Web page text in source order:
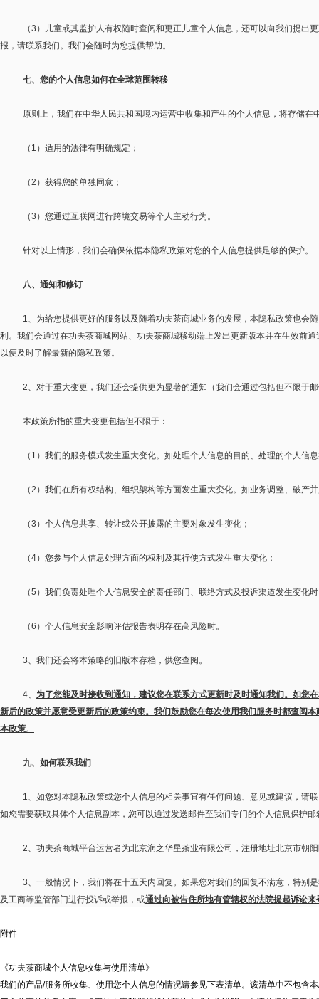
（3 ）儿童或其监护人有权随时查阅和更正儿童个人信息，还可以向我们提出
报，请联系我们。我们会随时为您提供帮助。
七、您的个人信息如何在全球范围转移
原则上，我们在中华人民共和国境内运营中收集和产生的个人信息，将存储在
（ 1 ）适用的法律有明确规定；
（2 ）获得您的单独同意；
（3 ）您通过互联网进行跨境交易等个人主动行为。
针对以上情形，我们会确保依据本隐私政策对您的个人信息提供足够的保护。
八、通知和修订
1、为给您提供更好的服务以及随着功夫茶商城业务的发展，本隐私政策也会
利。我们会通过在功夫茶商城网站、功夫茶商城移动端上发出更新版本并在生效前
以便及时了解最新的隐私政策。
2、对于重大变更，我们还会提供更为显著的通知（我们会通过包括但不限于
本政策所指的重大变更包括但不限于：
（ 1 ）我们的服务模式发生重大变化。如处理个人信息的目的、处理的个人信
（2 ）我们在所有权结构、组织架构等方面发生重大变化。如业务调整、破产
（3 ）个人信息共享、转让或公开披露的主要对象发生变化；
（4）您参与个人信息处理方面的权利及其行使方式发生重大变化；
（5 ）我们负责处理个人信息安全的责任部门、联络方式及投诉渠道发生变化
（6 ）个人信息安全影响评估报告表明存在高风险时。
3、我们还会将本策略的旧版本存档，供您查阅。
4、 为了您能及时接收到通知，建议您在联系方式更新时及时通知我们。如您
新后的政策并愿意受更新后的政策约束。我们鼓励您在每次使用我们服务时都查阅
本政策。
九、如何联系我们
1、如您对本隐私政策或您个人信息的相关事宜有任何问题、意见或建议，请
如您需要获取具体个人信息副本，您可以通过发送邮件至我们专门的个人信息保护邮
2、功夫茶商城平台运营者为北京润之华星茶业有限公司，注册地址北京市朝
3、一般情况下，我们将在十五天内回复。如果您对我们的回复不满意，特别
及工商等监管部门进行投诉或举报，或通过向被告住所地有管辖权的法院提起诉讼来
附件
《功夫茶商城个人信息收集与使用清单》
我们的产品/服务所收集、使用您个人信息的情况请参见下表清单。该清单中不包含